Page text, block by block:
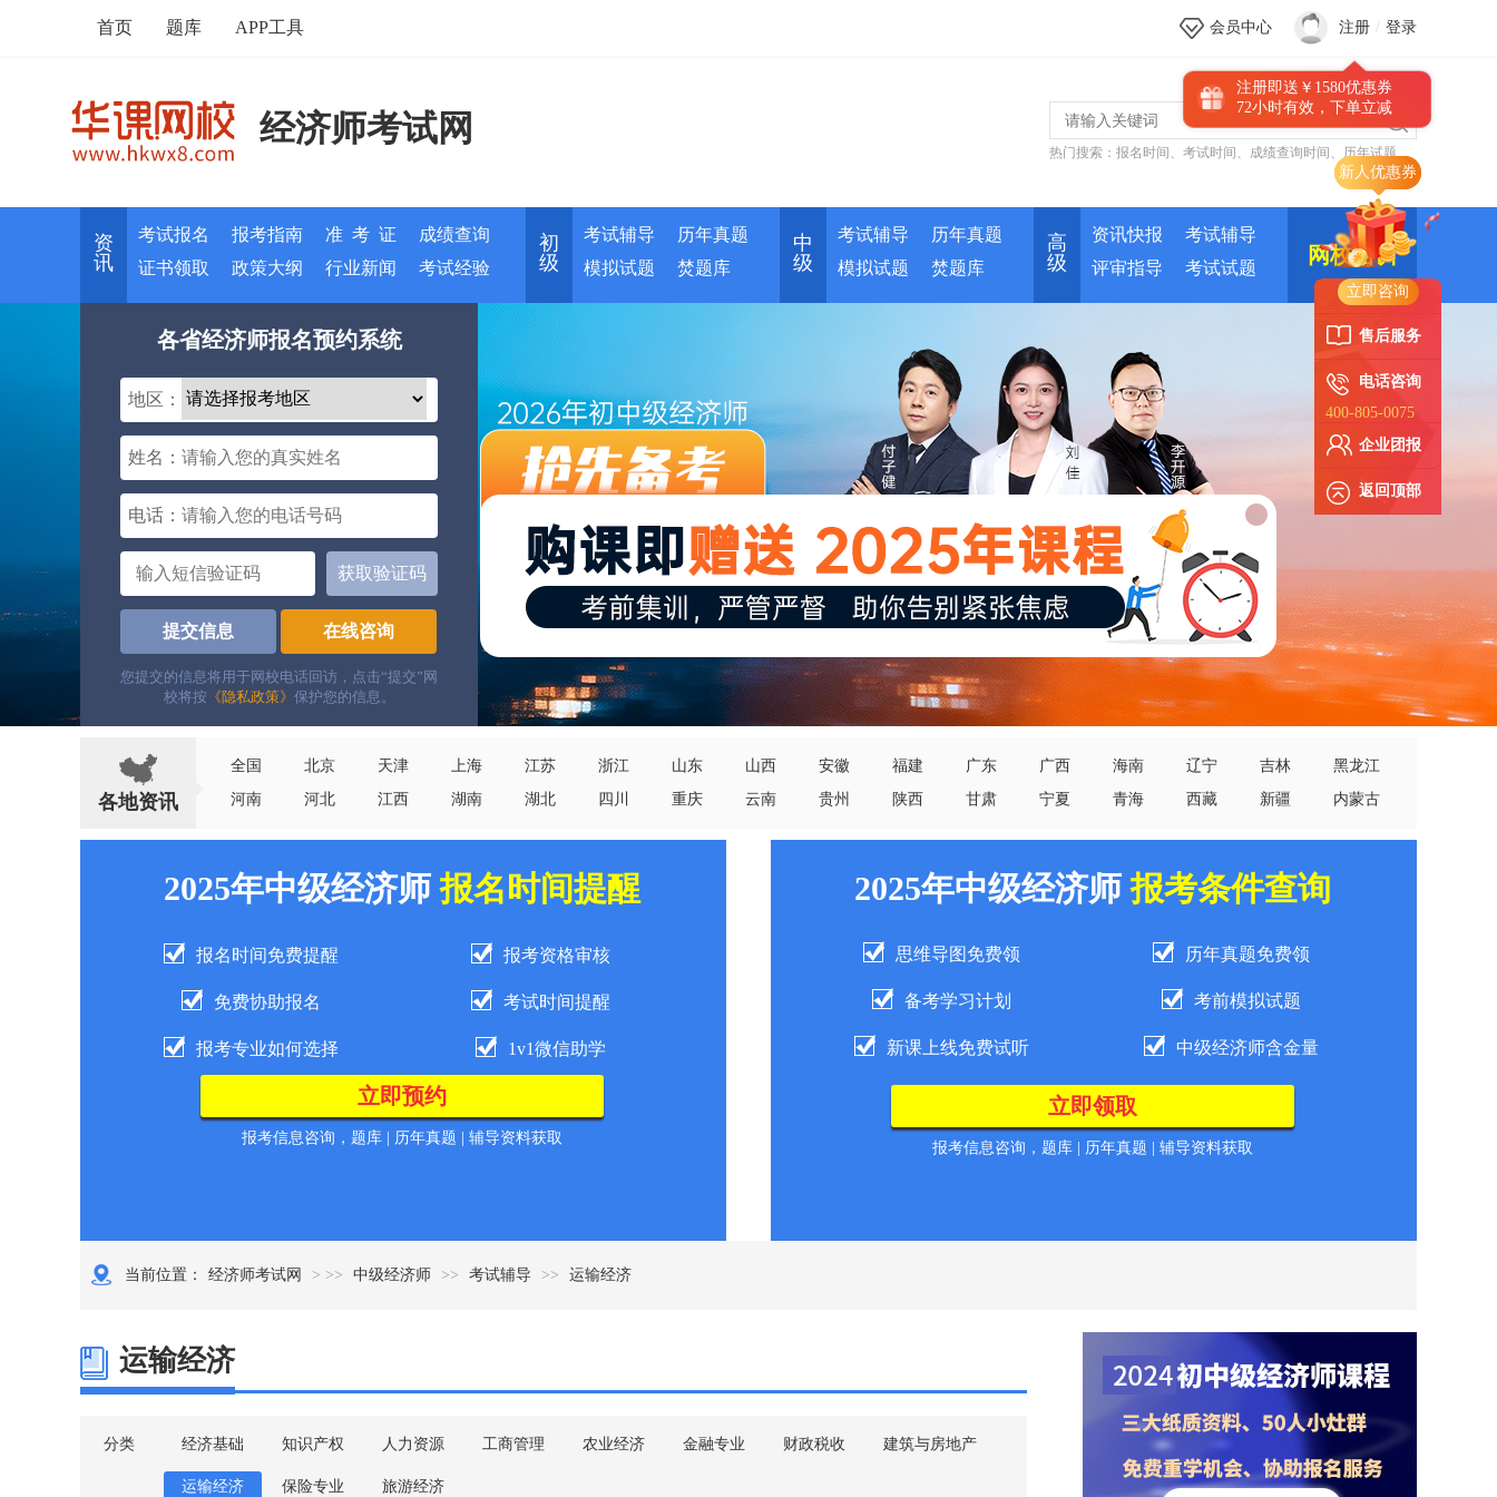
立即咨询
售后服务
电话咨询
400-805-0075
企业团报
返回顶部
首页 题库 APP工具 会员中心 注册 / 登录
注册即送￥1580优惠券
72小时有效，下单立减
经济师考试网
热门搜索： 报名时间 、 考试时间 、 成绩查询时间 、 历年试题
资
讯
考试报名 报考指南 准 考 证
成绩查询
证书领取
政策大纲 行业新闻 考试经验
初
级
考试辅导
历年真题
模拟试题
焚题库
中
级
考试辅导
历年真题
模拟试题
焚题库
高
级
资讯快报
考试辅导
评审指导
考试试题
网校培训
各省经济师报名预约系统
地区：
姓名：
电话：
获取验证码
提交信息 在线咨询
您提交的信息将用于网校电话回访，点击“提交”网
校将按 《隐私政策》 保护您的信息。
各地资讯
全国 北京 天津 上海 江苏 浙江 山东 山西 安徽 福建 广东 广西 海南 辽宁 吉林
黑龙江
河南
河北 江西 湖南 湖北 四川 重庆 云南 贵州 陕西 甘肃 宁夏 青海 西藏 新疆 内蒙古
2025年中级经济师报名时间提醒
报名时间免费提醒 报考资格审核
免费协助报名 考试时间提醒
报考专业如何选择 1v1微信助学
报考信息咨询，题库 | 历年真题 | 辅导资料获取
2025年中级经济师报考条件查询
思维导图免费领 历年真题免费领
备考学习计划 考前模拟试题
新课上线免费试听 中级经济师含金量
报考信息咨询，题库 | 历年真题 | 辅导资料获取
当前位置： 经济师考试网 > >> 中级经济师 >> 考试辅导 >> 运输经济
运输经济
分类 经济基础 知识产权 人力资源 工商管理 农业经济 金融专业 财政税收 建筑与房地产
运输经济 保险专业 旅游经济